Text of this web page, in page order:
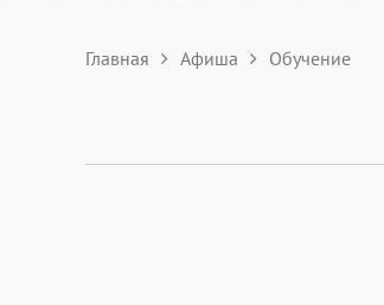
Главная Афиша Обучение